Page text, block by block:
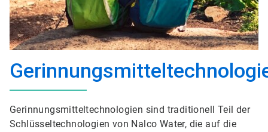
Gerinnungsmitteltechnologien sind traditionell Teil der
Schlüsseltechnologien von Nalco Water, die auf die